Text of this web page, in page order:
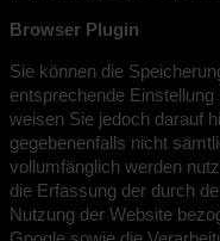
Browser Plugin
Sie können die
entsprechende
weisen Sie jedoch darauf
gegebenenfalls nicht
vollumfänglich werden
die Erfassung der durch
Nutzung der Website